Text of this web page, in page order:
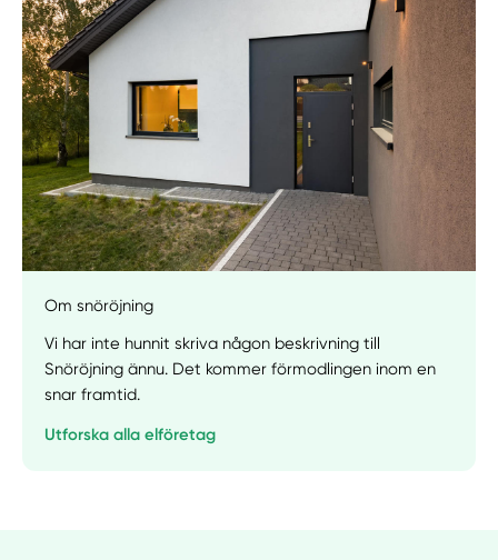
Manuellt Få hjälp
Välj tillvägagångssätt
Om snöröjning
Vi har inte hunnit skriva någon beskrivning till
Snöröjning ännu. Det kommer förmodlingen inom en
snar framtid.
Utforska alla elföretag